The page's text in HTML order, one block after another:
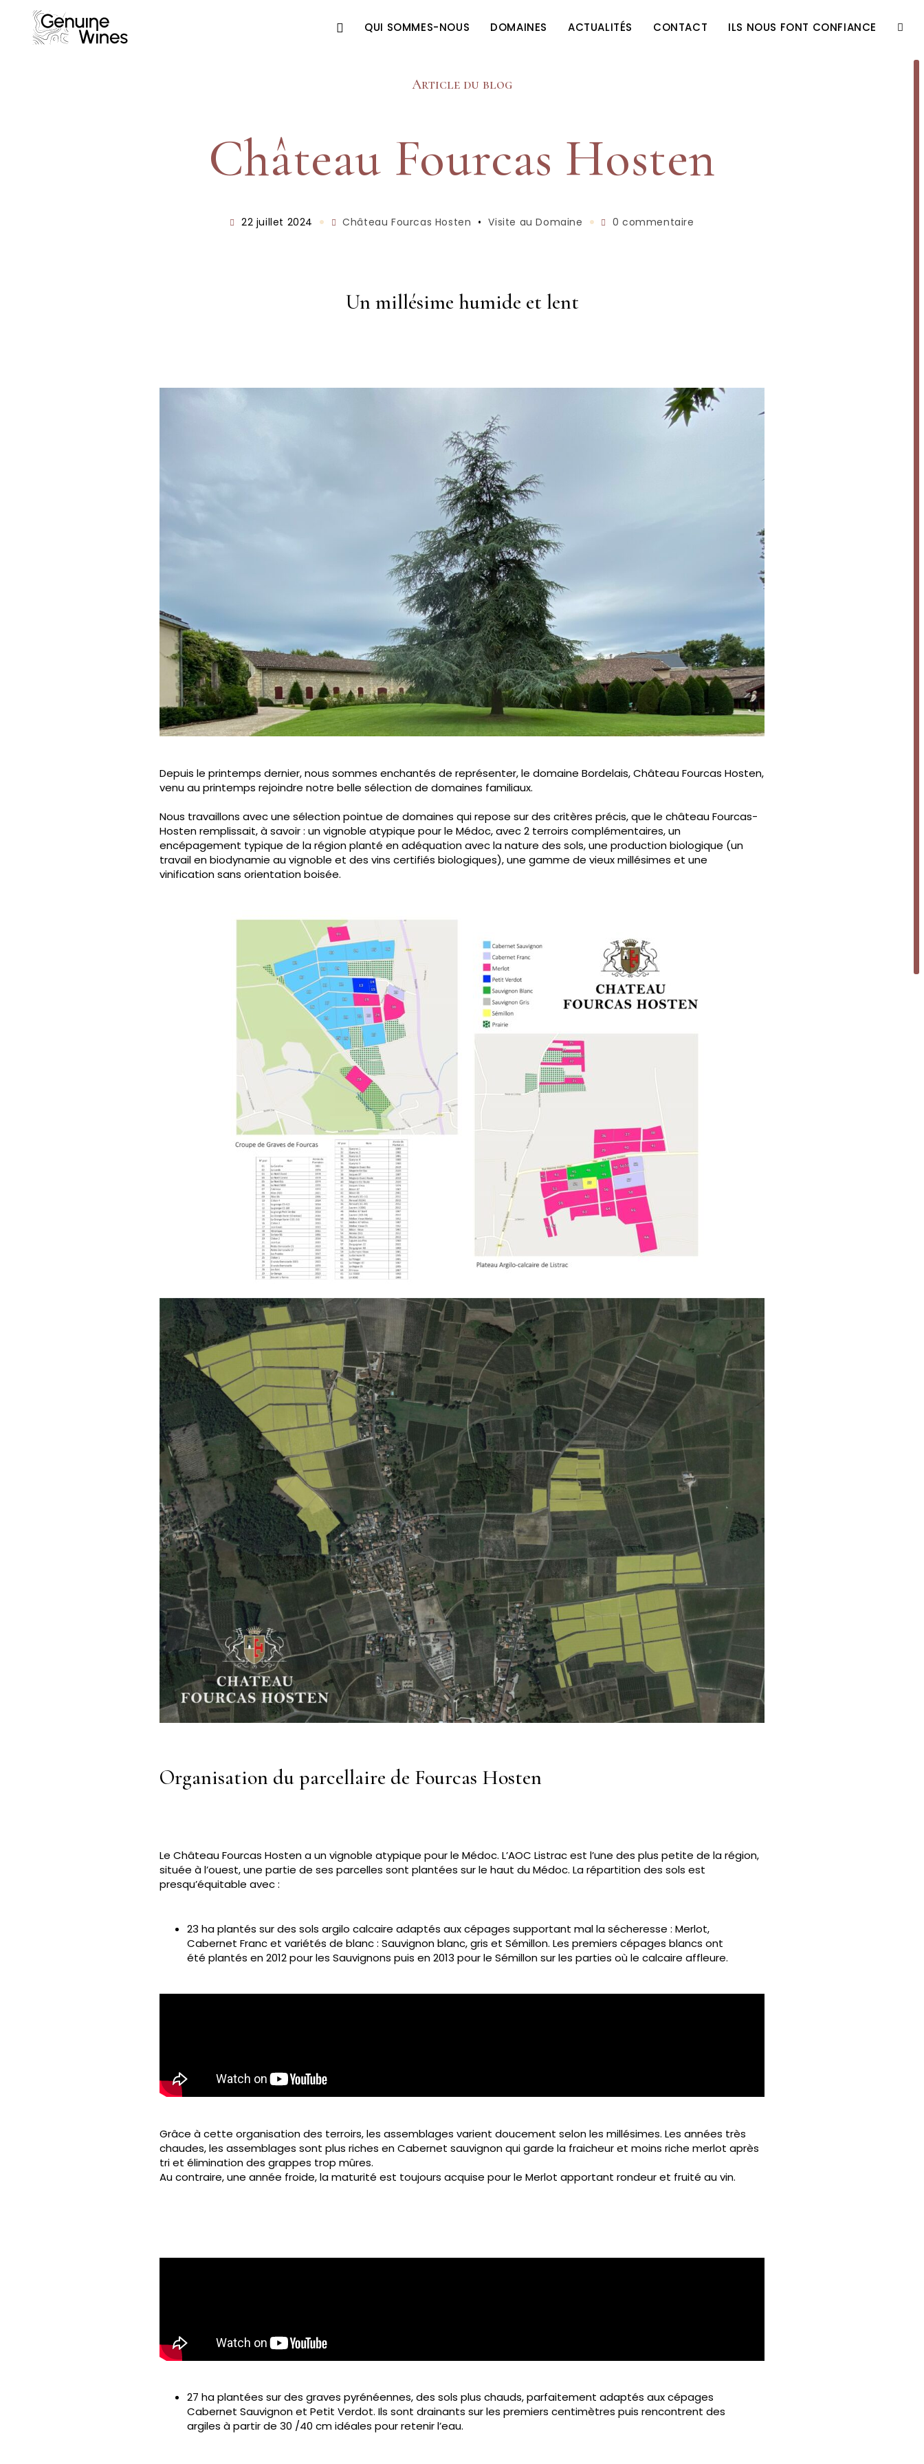
QUI SOMMES-NOUS DOMAINES ACTUALITÉS CONTACT ILS NOUS FONT CONFIANCE
Article du blog
Château Fourcas Hosten
22 juillet 2024 Château Fourcas Hosten • Visite au Domaine 0 commentaire
Un millésime humide et lent
Depuis le printemps dernier, nous sommes enchantés de représenter, le domaine Bordelais, Château Fourcas Hosten,
venu au printemps rejoindre notre belle sélection de domaines familiaux.
Nous travaillons avec une sélection pointue de domaines qui repose sur des critères précis, que le château Fourcas-
Hosten remplissait, à savoir : un vignoble atypique pour le Médoc, avec 2 terroirs complémentaires, un
encépagement typique de la région planté en adéquation avec la nature des sols, une production biologique (un
travail en biodynamie au vignoble et des vins certifiés biologiques), une gamme de vieux millésimes et une
vinification sans orientation boisée.
Organisation du parcellaire de Fourcas Hosten
Le Château Fourcas Hosten a un vignoble atypique pour le Médoc. L’AOC Listrac est l’une des plus petite de la région,
située à l’ouest, une partie de ses parcelles sont plantées sur le haut du Médoc. La répartition des sols est
presqu’équitable avec :
23 ha plantés sur des sols argilo calcaire adaptés aux cépages supportant mal la sécheresse : Merlot,
Cabernet Franc et variétés de blanc : Sauvignon blanc, gris et Sémillon. Les premiers cépages blancs ont
été plantés en 2012 pour les Sauvignons puis en 2013 pour le Sémillon sur les parties où le calcaire affleure.
Grâce à cette organisation des terroirs, les assemblages varient doucement selon les millésimes. Les années très
chaudes, les assemblages sont plus riches en Cabernet sauvignon qui garde la fraicheur et moins riche merlot après
tri et élimination des grappes trop mûres.
Au contraire, une année froide, la maturité est toujours acquise pour le Merlot apportant rondeur et fruité au vin.
27 ha plantées sur des graves pyrénéennes, des sols plus chauds, parfaitement adaptés aux cépages
Cabernet Sauvignon et Petit Verdot. Ils sont drainants sur les premiers centimètres puis rencontrent des
argiles à partir de 30 /40 cm idéales pour retenir l’eau.